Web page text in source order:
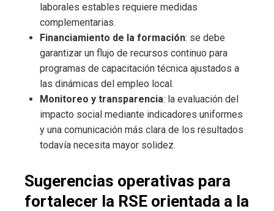
laborales estables requiere medidas
complementarias.
Financiamiento de la formación: se debe
garantizar un flujo de recursos continuo para
programas de capacitación técnica ajustados a
las dinámicas del empleo local.
Monitoreo y transparencia: la evaluación del
impacto social mediante indicadores uniformes
y una comunicación más clara de los resultados
todavía necesita mayor solidez.
Sugerencias operativas para
fortalecer la RSE orientada a la